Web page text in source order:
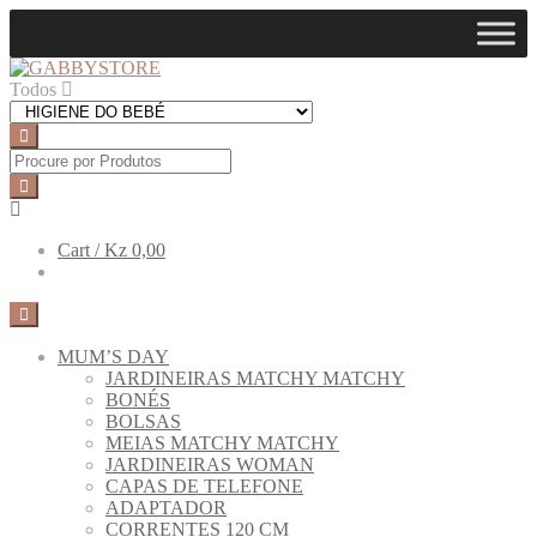
Skip
navigation
Skip
content
Todos
Cart /Kz 0,00
MUM’S DAY
JARDINEIRAS MATCHY MATCHY
BONÉS
BOLSAS
MEIAS MATCHY MATCHY
JARDINEIRAS WOMAN
CAPAS DE TELEFONE
ADAPTADOR
CORRENTES 120 CM